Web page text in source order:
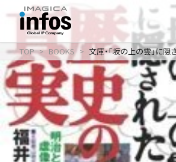
IP / MEDIA
事業紹介 TOP
出版事業
COMPANY
TOP BOOKS 文庫・「坂の上の雲」に